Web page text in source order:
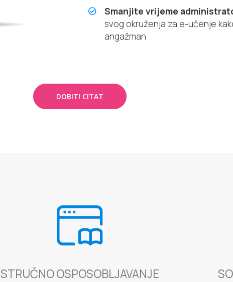
Smanjite vrijeme
svog okruženja za e-učenje
angažman
DOBITI CITAT
STRUČNO OSPOSOBLJAVANJE